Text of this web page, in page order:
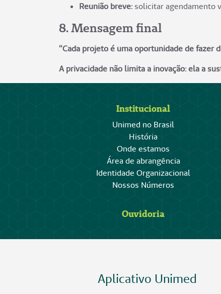
Reunião breve: solicitar agendamento
8. Mensagem final
“Cada projeto é uma oportunidade de fazer
A privacidade não limita a inovação: ela a
Institucional
Unimed no Brasil
História
Onde estamos
Área de abrangência
Identidade Organizacional
Nossos Números
Ouvidoria
Aplicativo Unimed